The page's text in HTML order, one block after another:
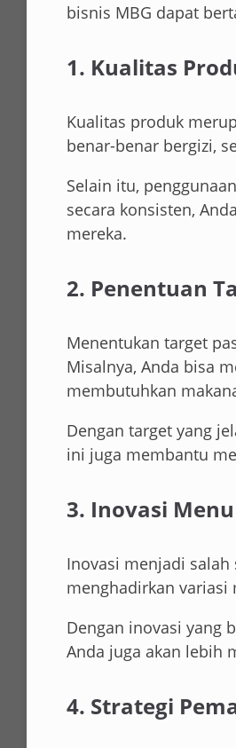
bisnis MBG dapat
1. Kualitas
Kualitas produk
benar-benar bergizi,
Selain itu,
secara konsisten,
mereka.
2. Penentuan
Menentukan target
Misalnya, Anda bisa
membutuhkan
Dengan target yang
ini juga membantu
3. Inovasi
Inovasi menjadi
menghadirkan variasi
Dengan inovasi yang
Anda juga akan lebih
4. Strategi